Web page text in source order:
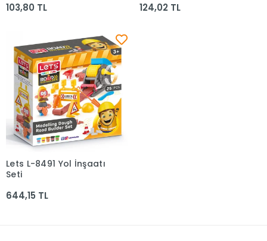
103,80 TL 124,02 TL
Sepete Ekle
Lets L-8491 Yol İnşaatı
Seti
644,15 TL